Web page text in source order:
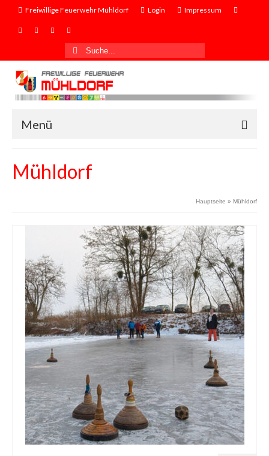
Freiwillige Feuerwehr Mühldorf Login Impressum
Suche
nach:
Menü
Mühldorf
Hauptseite » Mühldorf